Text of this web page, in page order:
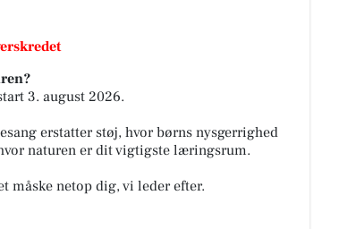
3. august 2026.
erstatter støj, hvor børns nysgerrighed
naturen er dit vigtigste læringsrum.
måske netop dig, vi leder efter.